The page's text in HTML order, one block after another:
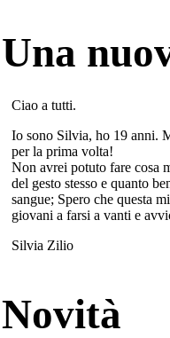
Una
Ciao a tutti.
Io sono Silvia, ho 19 anni.
per la prima volta!
Non avrei potuto fare cosa
del gesto stesso e quanto
sangue; Spero che questa
giovani a farsi a vanti e
Silvia Zilio
Novità